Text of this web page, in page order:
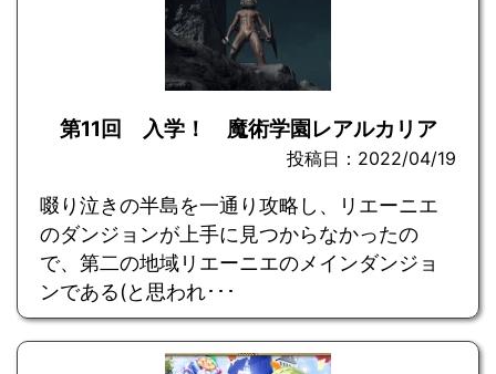
第11回 入学！ 魔術学園レアルカリア
投稿日：2022/04/19
啜り泣きの半島を一通り攻略し、リエーニエ
のダンジョンが上手に見つからなかったの
で、第二の地域リエーニエのメインダンジョ
ンである(と思われ･･･